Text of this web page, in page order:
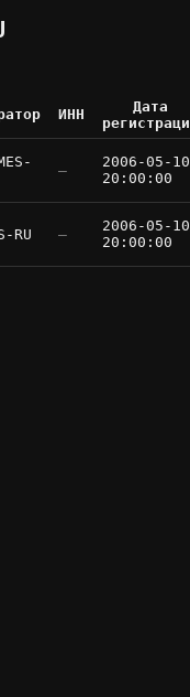
ИНН
Дата
—
2006-05-10
20:00:00
RU —
2006-05-10
20:00:00